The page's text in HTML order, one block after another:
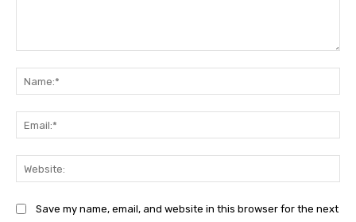
Save my name, email, and website in this browser for the next